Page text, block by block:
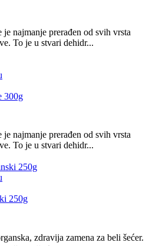
je najmanje prerađen od svih vrsta
To je u stvari dehidr...
300g
je najmanje prerađen od svih vrsta
To je u stvari dehidr...
250g
zdravija zamena za beli šećer.